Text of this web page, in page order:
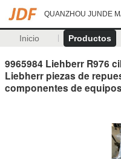
QUANZHOU JUNDE
Inicio Productos
9965984 Liehberr R976
Liebherr piezas de
componentes de